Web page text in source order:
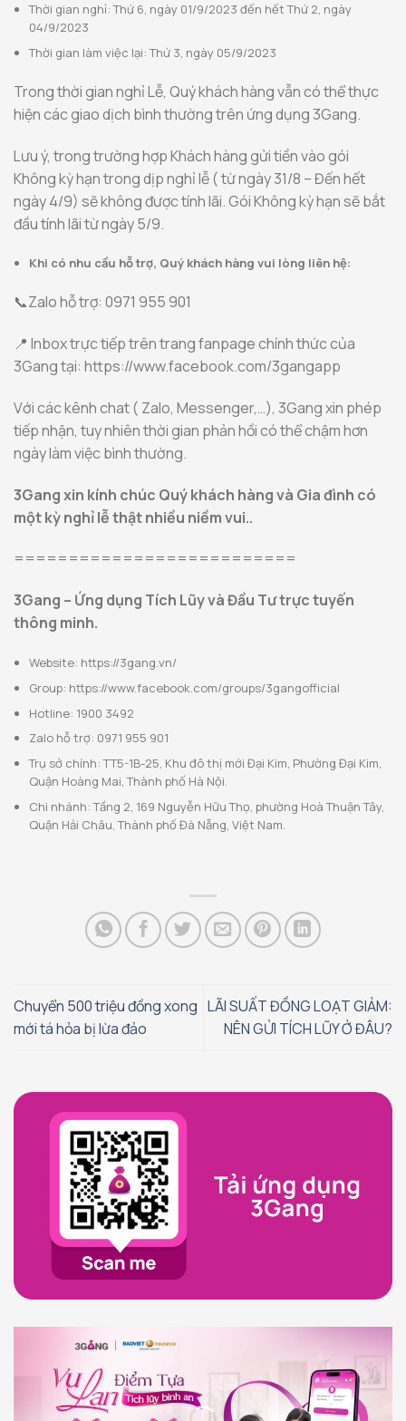
Thời gian nghỉ: Thứ 6, ngày 01/9/2023 đến hết Thứ 2, ngày
04/9/2023
Thời gian làm việc lại: Thứ 3, ngày 05/9/2023
Trong thời gian nghỉ Lễ, Quý khách hàng vẫn có thể thực
hiện các giao dịch bình thường trên ứng dụng 3Gang.
Lưu ý, trong trường hợp Khách hàng gửi tiền vào gói
Không kỳ hạn trong dịp nghỉ lễ ( từ ngày 31/8 – Đến hết
ngày 4/9) sẽ không được tính lãi. Gói Không kỳ hạn sẽ bắt
đầu tính lãi từ ngày 5/9.
Khi có nhu cầu hỗ trợ, Quý khách hàng vui lòng liên hệ:
📞Zalo hỗ trợ: 0971 955 901
📍 Inbox trực tiếp trên trang fanpage chính thức của
3Gang tại: https://www.facebook.com/3gangapp
Với các kênh chat ( Zalo, Messenger,…), 3Gang xin phép
tiếp nhận, tuy nhiên thời gian phản hồi có thể chậm hơn
ngày làm việc bình thường.
3Gang xin kính chúc Quý khách hàng và Gia đình có
một kỳ nghỉ lễ thật nhiều niềm vui..
==========================
3Gang – Ứng dụng Tích Lũy và Đầu Tư trực tuyến
thông minh.
Website: https://3gang.vn/
Group: https://www.facebook.com/groups/3gangofficial
Hotline: 1900 3492
Zalo hỗ trợ: 0971 955 901
Trụ sở chính: TT5-1B-25, Khu đô thị mới Đại Kim, Phường Đại Kim,
Quận Hoàng Mai, Thành phố Hà Nội.
Chi nhánh: Tầng 2, 169 Nguyễn Hữu Thọ, phường Hoà Thuận Tây,
Quận Hải Châu, Thành phố Đà Nẵng, Việt Nam.
Chuyển 500 triệu đồng xong
mới tá hỏa bị lừa đảo
LÃI SUẤT ĐỒNG LOẠT GIẢM:
NÊN GỬI TÍCH LŨY Ở ĐÂU?